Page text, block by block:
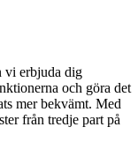
vi erbjuda dig
och göra det
mer bekvämt. Med
från tredje part på